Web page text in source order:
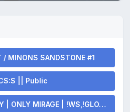
/ MINONS SANDSTONE #1
|| Public
MIRAGE | !WS,!GLOVES,!KNIFE 🐲